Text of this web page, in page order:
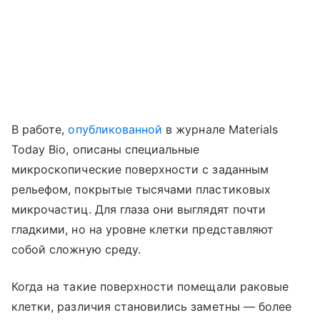
В работе,опубликованной в журнале Materials
Today Bio, описаны специальные
микроскопические поверхности с заданным
рельефом, покрытые тысячами пластиковых
микрочастиц. Для глаза они выглядят почти
гладкими, но на уровне клетки представляют
собой сложную среду.
Когда на такие поверхности помещали раковые
клетки, различия становились заметны — более